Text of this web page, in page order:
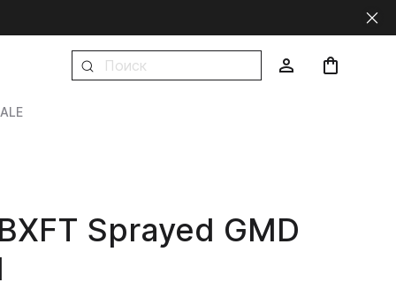
Sprayed GMD